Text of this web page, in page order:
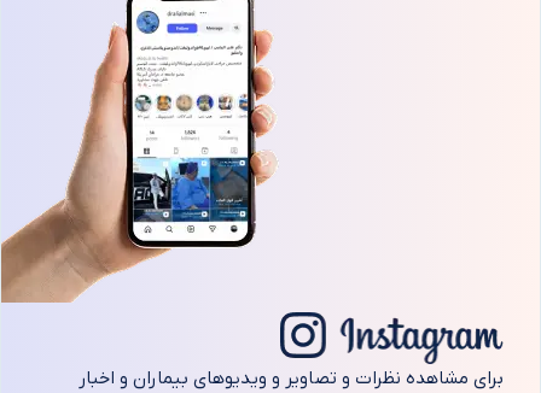
برای مشاهده نظرات و تصاویر و ویدیوهای بیماران و اخبار